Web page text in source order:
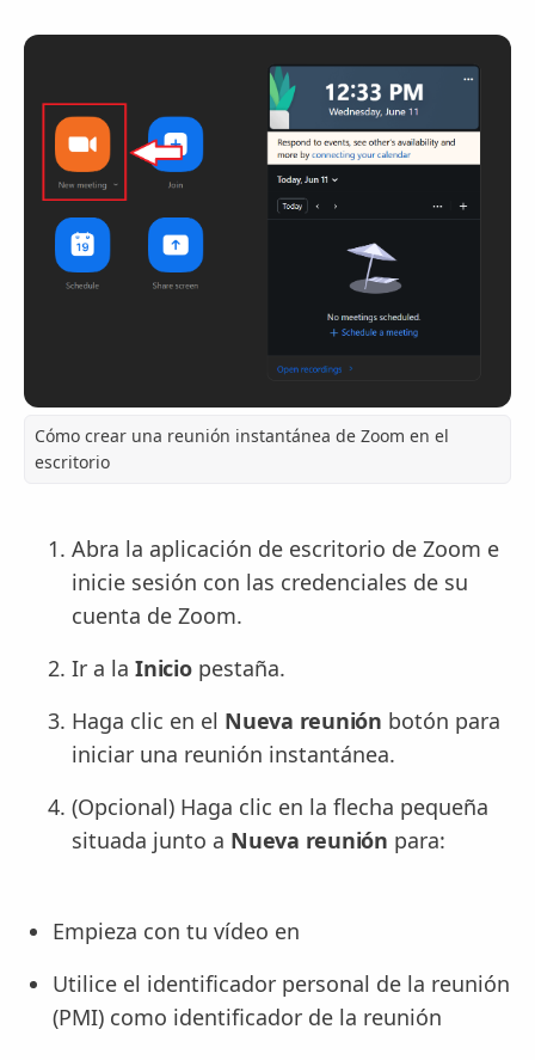
Cómo crear una reunión instantánea de Zoom en el
escritorio
Abra la aplicación de escritorio de Zoom e
inicie sesión con las credenciales de su
cuenta de Zoom.
Ir a la Iniciopestaña.
Haga clic en el Nueva reunión botón para
iniciar una reunión instantánea.
(Opcional) Haga clic en la flecha pequeña
situada junto a Nueva reunión para:
Empieza con tu vídeo en
Utilice el identificador personal de la reunión
(PMI) como identificador de la reunión